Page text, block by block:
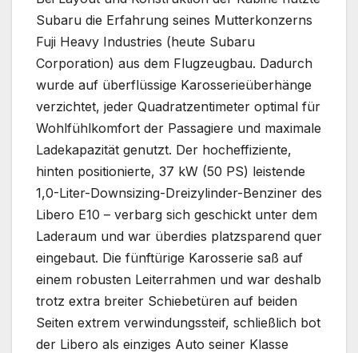
Subaru die Erfahrung seines Mutterkonzerns
Fuji Heavy Industries (heute Subaru
Corporation) aus dem Flugzeugbau. Dadurch
wurde auf überflüssige Karosserieüberhänge
verzichtet, jeder Quadratzentimeter optimal für
Wohlfühlkomfort der Passagiere und maximale
Ladekapazität genutzt. Der hocheffiziente,
hinten positionierte, 37 kW (50 PS) leistende
1,0-Liter-Downsizing-Dreizylinder-Benziner des
Libero E10 – verbarg sich geschickt unter dem
Laderaum und war überdies platzsparend quer
eingebaut. Die fünftürige Karosserie saß auf
einem robusten Leiterrahmen und war deshalb
trotz extra breiter Schiebetüren auf beiden
Seiten extrem verwindungssteif, schließlich bot
der Libero als einziges Auto seiner Klasse